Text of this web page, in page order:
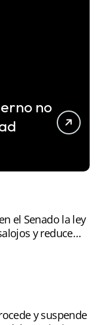
no
el Senado la ley
y reduce
y suspende